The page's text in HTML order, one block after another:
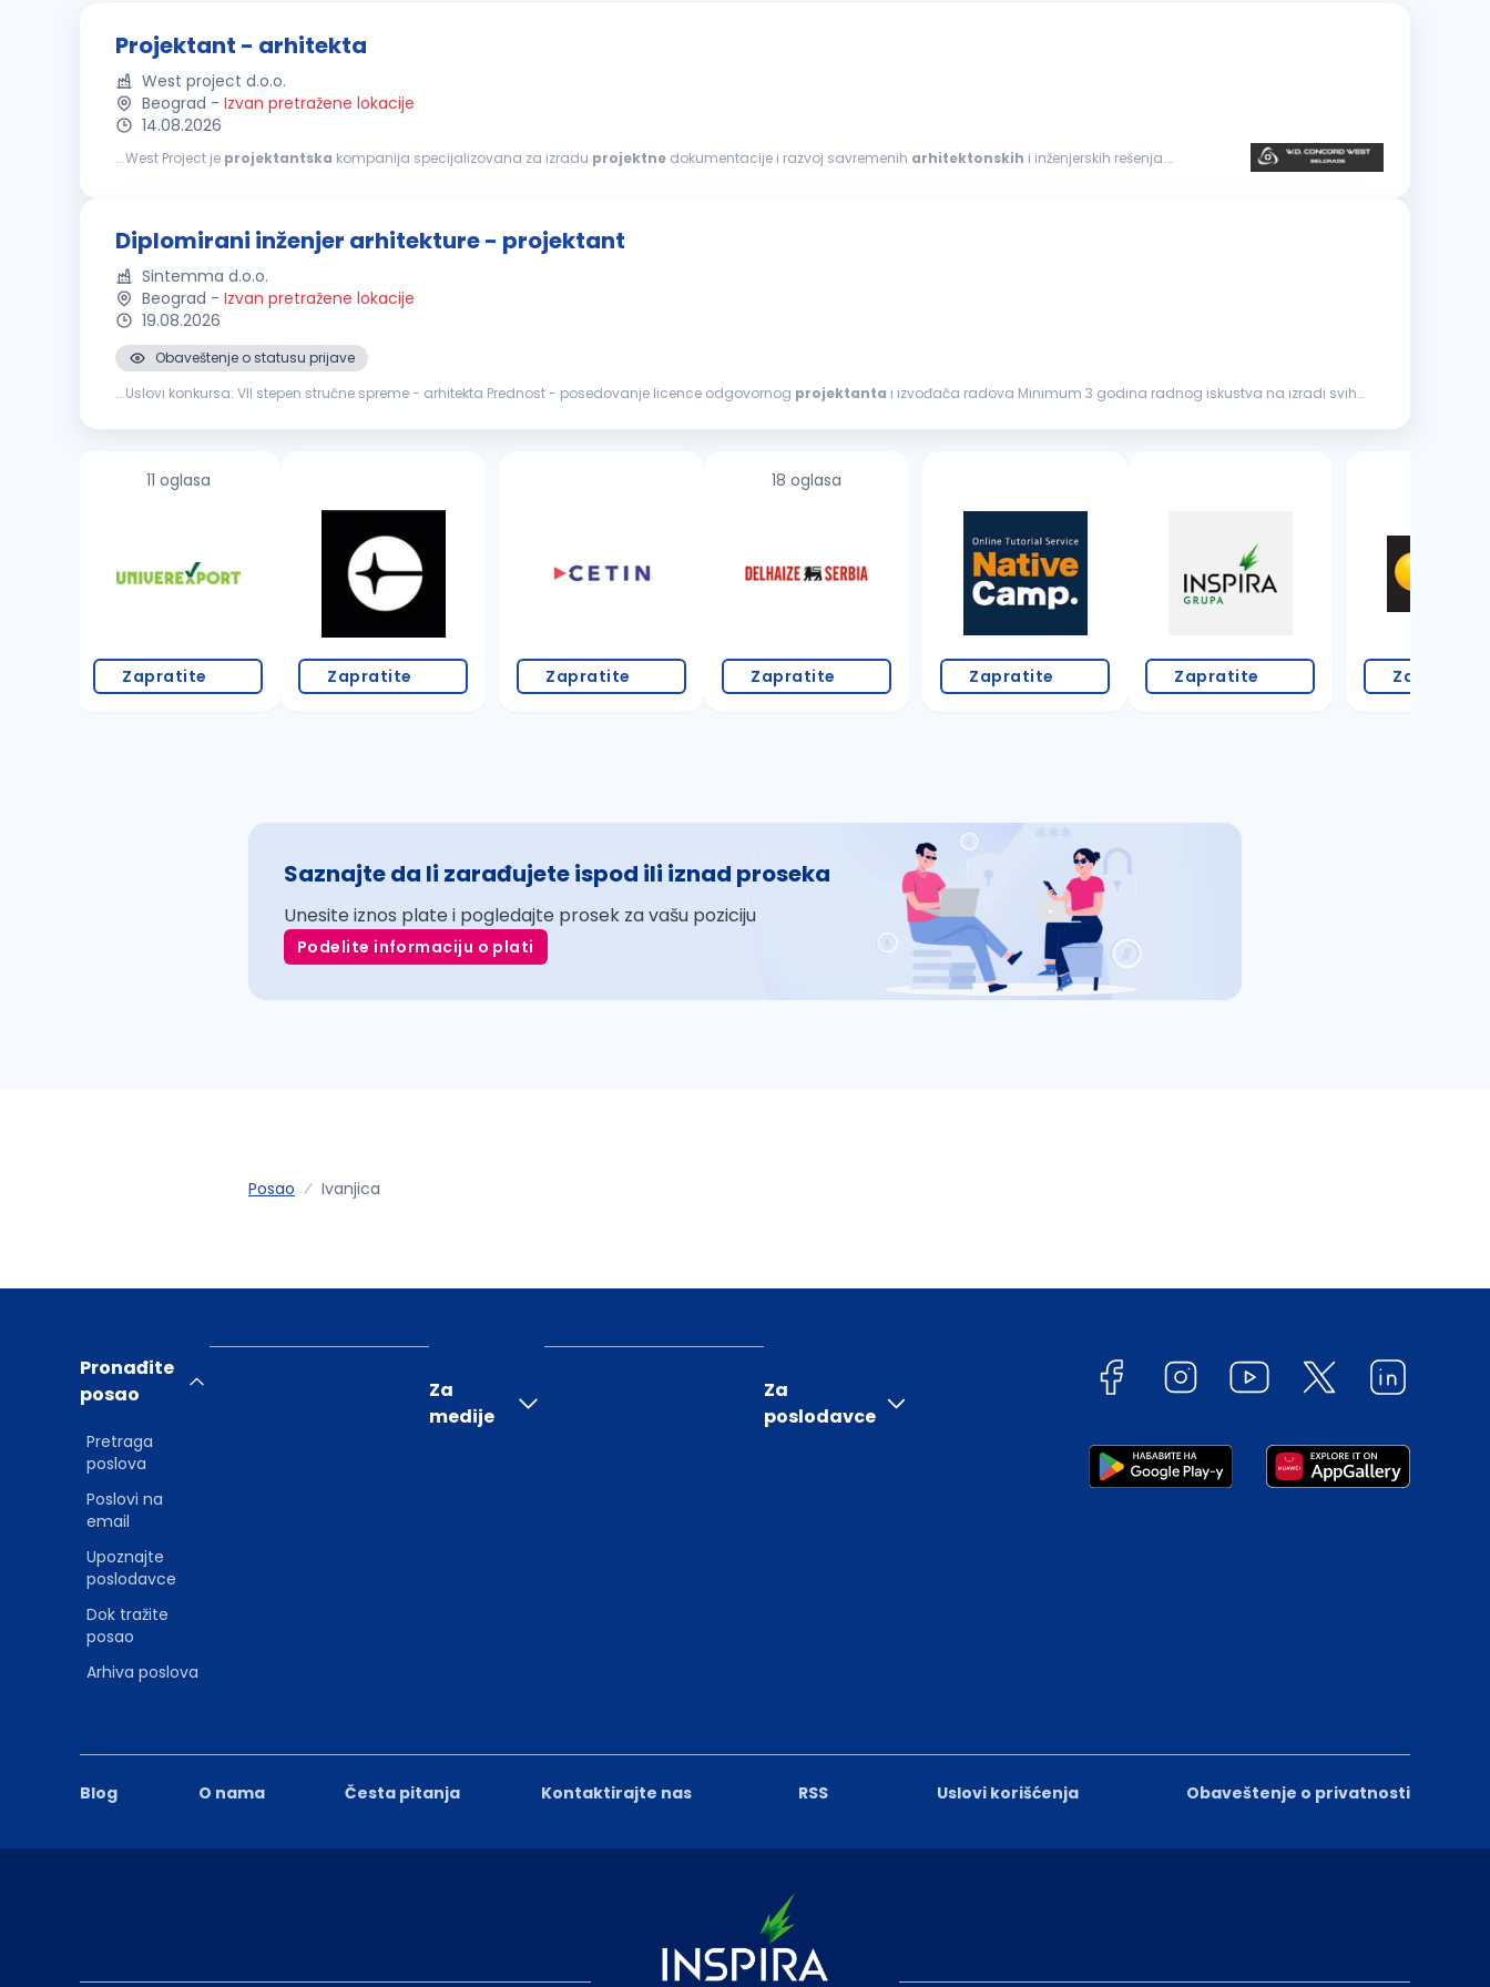
Projektant - arhitekta
West project d.o.o.
Beograd - Izvan pretražene lokacije
14.08.2026
...West Project je projektantska kompanija specijalizovana za izradu projektne dokumentacije i razvoj savremenih arhitektonskih i inženjerskih rešenja.
Diplomirani inženjer arhitekture - projektant
Sintemma d.o.o.
Beograd - Izvan pretražene lokacije
19.08.2026
Obaveštenje o statusu prijave
...Uslovi konkursa: VII stepen stručne spreme - arhitekta Prednost - posedovanje licence odgovornog projektanta i izvođača radova Minimum 3 godina radnog iskustva na izradi svih
11 oglasa
Zapratite Zapratite Zapratite
18 oglasa
Zapratite Zapratite Zapratite Zapratite
Saznajte da li zarađujete ispod ili iznad proseka
Unesite iznos plate i pogledajte prosek za vašu poziciju
Podelite informaciju o plati
Posao Ivanjica
Blog O nama Česta pitanja Kontaktirajte nas RSS Uslovi korišćenja Obaveštenje o privatnosti
Pronađite
posao
Pretraga
poslova
Poslovi na
email
Upoznajte
poslodavce
Dok tražite
posao
Arhiva poslova
Za
medije
Za
poslodavce